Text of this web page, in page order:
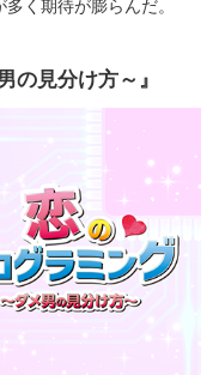
く期待が膨らんだ。
の見分け方～』